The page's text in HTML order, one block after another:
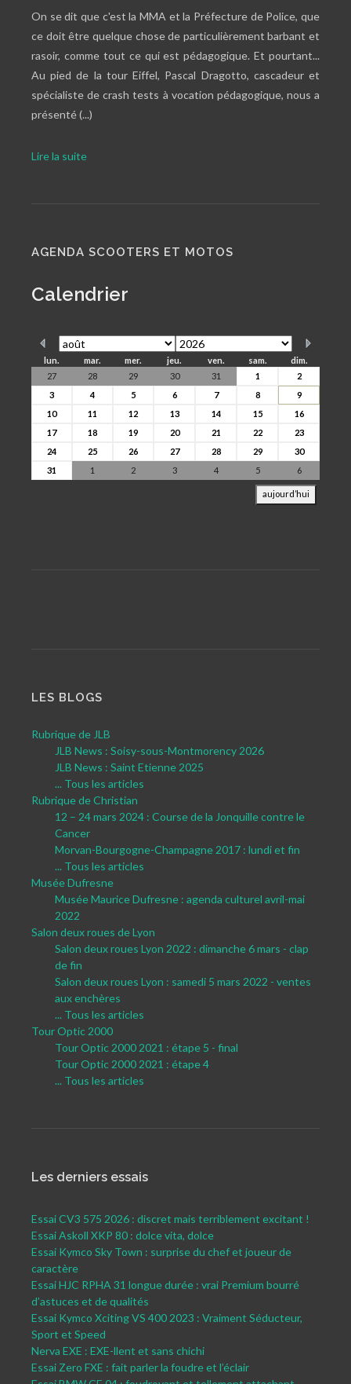
On se dit que c'est la MMA et la Préfecture de Police, que
ce doit être quelque chose de particulièrement barbant et
rasoir, comme tout ce qui est pédagogique. Et pourtant...
Au pied de la tour Eiffel, Pascal Dragotto, cascadeur et
spécialiste de crash tests à vocation pédagogique, nous a
présenté (...)
Lire la suite
AGENDA SCOOTERS ET MOTOS
Calendrier
lun. mar. mer. jeu. ven. sam.
dim.
27
28 29 30 31 1
2
3
4 5 6 7 8
9
10
11 12 13 14 15
16
17
18 19 20 21 22
23
24
25 26 27 28 29
30
31
1 2 3 4 5 6
aujourd’hui
LES BLOGS
Rubrique de JLB
JLB News : Soisy-sous-Montmorency 2026
JLB News : Saint Etienne 2025
... Tous les articles
Rubrique de Christian
12 – 24 mars 2024 : Course de la Jonquille contre le
Cancer
Morvan-Bourgogne-Champagne 2017 : lundi et fin
... Tous les articles
Musée Dufresne
Musée Maurice Dufresne : agenda culturel avril-mai
2022
Salon deux roues de Lyon
Salon deux roues Lyon 2022 : dimanche 6 mars - clap
de fin
Salon deux roues Lyon : samedi 5 mars 2022 - ventes
aux enchères
... Tous les articles
Tour Optic 2000
Tour Optic 2000 2021 : étape 5 - final
Tour Optic 2000 2021 : étape 4
... Tous les articles
Les derniers essais
Essai CV3 575 2026 : discret mais terriblement excitant !
Essai Askoll XKP 80 : dolce vita, dolce
Essai Kymco Sky Town : surprise du chef et joueur de
caractère
Essai HJC RPHA 31 longue durée : vrai Premium bourré
d’astuces et de qualités
Essai Kymco Xciting VS 400 2023 : Vraiment Séducteur,
Sport et Speed
Nerva EXE : EXE-llent et sans chichi
Essai Zero FXE : fait parler la foudre et l’éclair